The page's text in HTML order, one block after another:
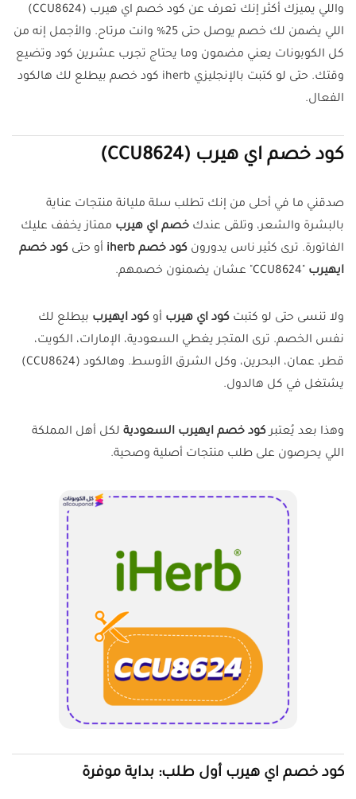
واللي يميزك أكثر إنك تعرف عن كود خصم اي هيرب (CCU8624)
اللي يضمن لك خصم يوصل حتى 25% وانت مرتاح. والأجمل إنه من
كل الكوبونات يعني مضمون وما يحتاج تجرب عشرين كود وتضيع
وقتك. حتى لو كتبت بالإنجليزي iherb كود خصم بيطلع لك هالكود
الفعال.
كود خصم اي هيرب (CCU8624)
صدقني ما في أحلى من إنك تطلب سلة مليانة منتجات عناية
بالبشرة والشعر، وتلقى عندك خصم اي هيرب ممتاز يخفف عليك
الفاتورة. ترى كثير ناس يدورون كود خصم iherb أو حتى كود خصم
ايهيرب
ولا تنسى حتى لو كتبت كود اي هيرب أو كود ايهيرب بيطلع لك
نفس الخصم. ترى المتجر يغطي السعودية، الإمارات، الكويت،
قطر، عمان، البحرين، وكل الشرق الأوسط. وهالكود (CCU8624)
يشتغل في كل هالدول.
وهذا بعد يُعتبركود خصم ايهيرب السعودية لكل أهل المملكة
اللي يحرصون على طلب منتجات أصلية وصحية.
كود خصم اي هيرب أول طلب: بداية موفرة